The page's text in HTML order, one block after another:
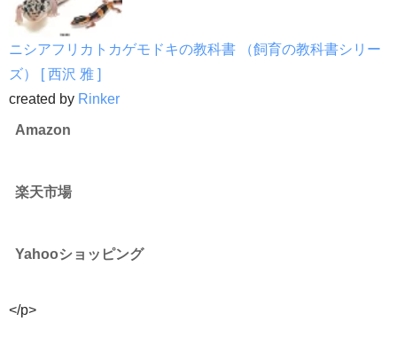
ニシアフリカトカゲモドキの教科書 （飼育の教科書シリー
ズ） [ 西沢 雅 ]
created by Rinker
Amazon
楽天市場
Yahooショッピング
</p>